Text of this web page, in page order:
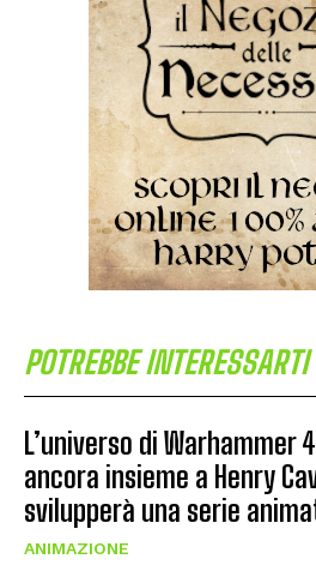
POTREBBE INTERESSARTI
L’universo di Warhammer
ancora insieme a Henry
svilupperà una serie
ANIMAZIONE